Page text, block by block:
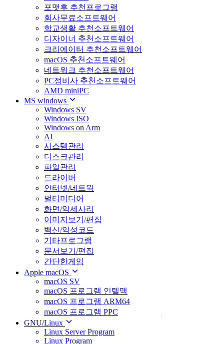
포맷후 추천프로그램
회사무료소프트웨어
학교생활 추천소프트웨어
디자이너 추천소프트웨어
크리에이터 추천소프트웨어
macOS 추천소프트웨어
네트워크 추천소프트웨어
PC정비사 추천소프트웨어
AMD miniPC
MS windows
Windows SV
Windows ISO
Windows on Arm
AI
시스템관리
디스크관리
파일관리
드라이버
인터넷/네트웍
멀티미디어
화면/악세사리
이미지보기/편집
백신/악성코드
기타프로그램
문서보기/편집
간단한게임
Apple macOS
macOS SV
macOS 프로그램 인텔맥
macOS 프로그램 ARM64
macOS 프로그램 PPC
GNU/Linux
Linux Server Program
Linux Program